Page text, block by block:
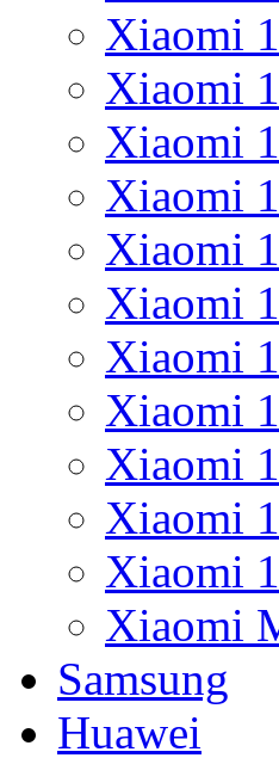
Xiaomi
Xiaomi
Xiaomi
Xiaomi
Xiaomi
Xiaomi
Xiaomi
Xiaomi
Xiaomi
Xiaomi
Xiaomi
Xiaomi
Samsung
Huawei